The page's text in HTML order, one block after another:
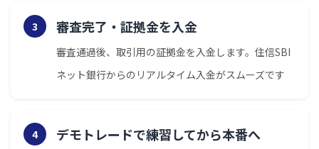
3 審査完了・証拠金を入金
審査通過後、取引用の証拠金を入金します。住信SBI
ネット銀行からのリアルタイム入金がスムーズです
4 デモトレードで練習してから本番へ